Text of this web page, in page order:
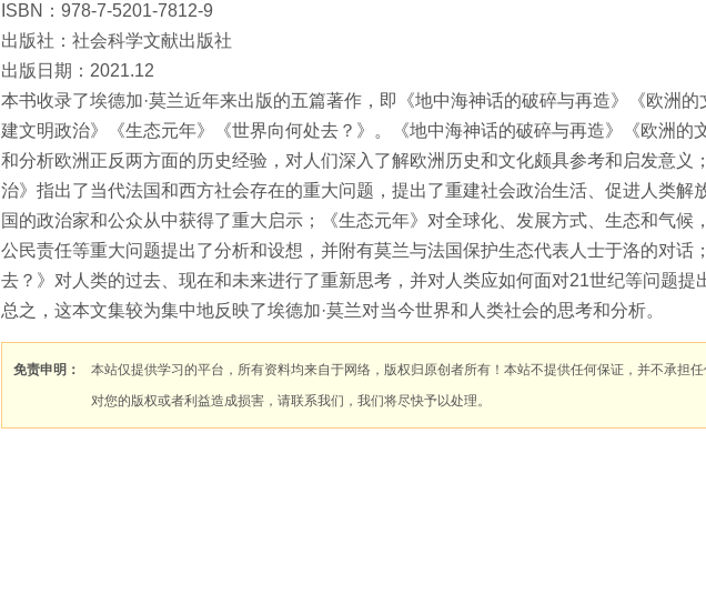
ISBN：978-7-5201-7812-9
出版社：社会科学文献出版社
出版日期：2021.12
本书收录了埃德加·莫兰近年来出版的五篇著作，即《地中海神话的破碎与再造》《欧洲的
建文明政治》《生态元年》《世界向何处去？》。《地中海神话的破碎与再造》《欧洲的
和分析欧洲正反两方面的历史经验，对人们深入了解欧洲历史和文化颇具参考和启发意义
治》指出了当代法国和西方社会存在的重大问题，提出了重建社会政治生活、促进人类解
国的政治家和公众从中获得了重大启示；《生态元年》对全球化、发展方式、生态和气候
公民责任等重大问题提出了分析和设想，并附有莫兰与法国保护生态代表人士于洛的对话
去？》对人类的过去、现在和未来进行了重新思考，并对人类应如何面对21世纪等问题提
总之，这本文集较为集中地反映了埃德加·莫兰对当今世界和人类社会的思考和分析。
免责申明：
本站仅提供学习的平台，所有资料均来自于网络，版权归原创者所有！本站不提供任何保证，并不承担
对您的版权或者利益造成损害，请联系我们，我们将尽快予以处理。